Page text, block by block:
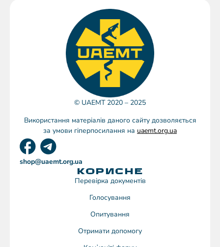
© UAEMT 2020 – 2025
Використання матеріалів даного сайту дозволяється
за умови гіперпосилання на uaemt.org.ua
shop@uaemt.org.ua
КОРИСНЕ
Перевірка документів
Голосування
Опитування
Отримати допомогу